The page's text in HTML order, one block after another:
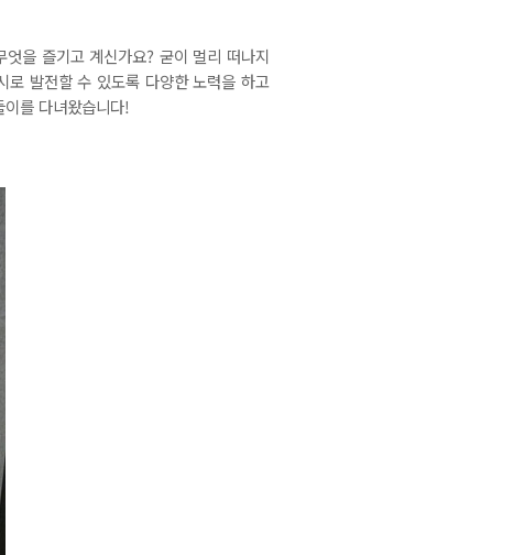
을 즐기고 계신가요? 굳이 멀리 떠나지
발전할 수 있도록 다양한 노력을 하고
를 다녀왔습니다!